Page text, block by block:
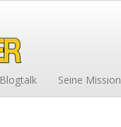
Blogtalk Seine Mission